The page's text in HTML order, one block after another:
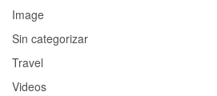
Image
Sin categorizar
Travel
Videos